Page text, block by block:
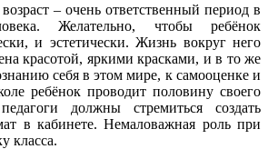
– очень ответственный период в
Желательно, чтобы ребёнок
и эстетически. Жизнь вокруг него
красотой, яркими красками, и в то же
себя в этом мире, к самооценке и
ребёнок проводит половину своего
должны стремиться создать
в кабинете. Немаловажная роль при
класса.